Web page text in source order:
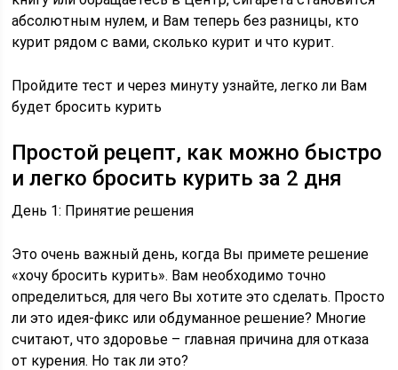
абсолютным нулем, и Вам теперь без разницы, кто
курит рядом с вами, сколько курит и что курит.
Пройдите тест и через минуту узнайте, легко ли Вам
будет бросить курить
Простой рецепт, как можно быстро
и легко бросить курить за 2 дня
День 1: Принятие решения
Это очень важный день, когда Вы примете решение
«хочу бросить курить». Вам необходимо точно
определиться, для чего Вы хотите это сделать. Просто
ли это идея-фикс или обдуманное решение? Многие
считают, что здоровье – главная причина для отказа
от курения. Но так ли это?